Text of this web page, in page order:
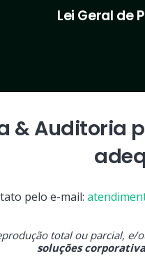
Lei Geral de
& Auditoria
pelo e-mail:
total ou parcial,
soluções